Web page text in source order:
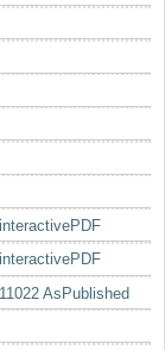
AsPublished